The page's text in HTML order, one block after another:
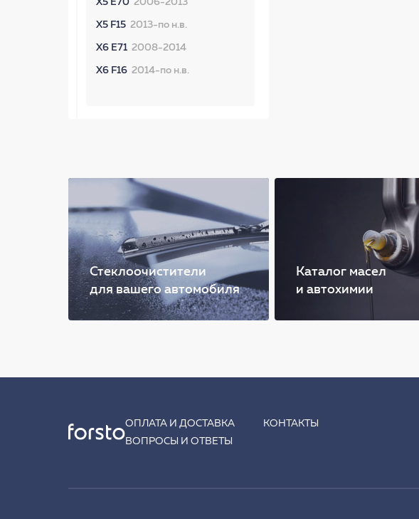
X5 E70 2006-2013
X5 F15 2013-по н.в.
X6 E71 2008-2014
X6 F16 2014-по н.в.
Стеклоочистители
для вашего автомобиля
Каталог масел
и автохимии
ОПЛАТА И ДОСТАВКА
КОНТАКТЫ
ВОПРОСЫ И ОТВЕТЫ